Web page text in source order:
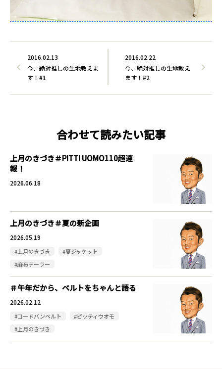
2016.02.22
今、絶対推しの生地教え
ます！#2
2016.02.13
今、絶対推しの生地教えま
す！#1
合わせて読みたい記事
上月のきづき＃PITTI UOMO110超速
報！
2026.06.18
上月のきづき＃夏の新企画
2026.05.19
#上月のきづき
#夏ジャケット
#麻布テーラー
＃午年だから、ベルトをちゃんと語る
2026.02.12
#コードバンベルト
#ピッティウオモ
#上月のきづき